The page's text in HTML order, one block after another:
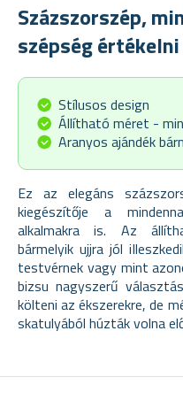
Százszorszép,
szépség
Stílusos design
Állítható méret -
Aranyos ajándék
Ez az elegáns
kiegészítője a
alkalmakra is. Az
bármelyik ujjra jól
testvérnek vagy mint
bizsu nagyszerű
költeni az ékszerekre, de
skatulyából húzták volna